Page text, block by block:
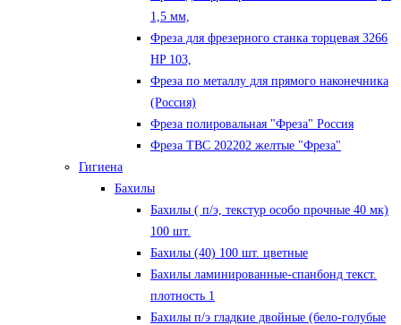
1,5 мм,
Фреза для фрезерного станка торцевая 3266
HP 103,
Фреза по металлу для прямого наконечника
(Россия)
Фреза полировальная "Фреза" Россия
Фреза ТВС 202202 желтые "Фреза"
Гигиена
Бахилы
Бахилы ( п/э, текстур особо прочные 40 мк)
100 шт.
Бахилы (40) 100 шт. цветные
Бахилы ламинированные-спанбонд текст.
плотность 1
Бахилы п/э гладкие двойные (бело-голубые